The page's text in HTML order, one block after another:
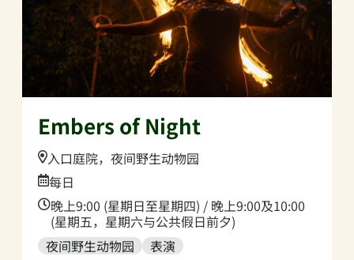
Embers of Night
Location:
入口庭院，夜间野生动物园
Date:
每日
Time:
晚上9:00 (星期日至星期四) / 晚上9:00及10:00
(星期五，星期六与公共假日前夕)
夜间野生动物园
表演